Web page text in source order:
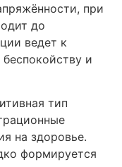
при
до
ведет к
и
тип
на здоровье.
формируется